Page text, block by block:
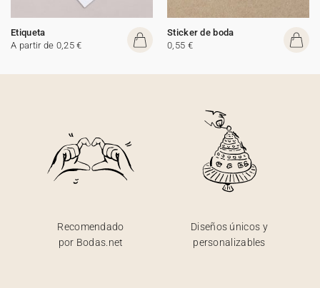
Etiqueta
A partir de 0,25 €
Sticker de boda
0,55 €
Recomendado
por Bodas.net
Diseños únicos y
personalizables